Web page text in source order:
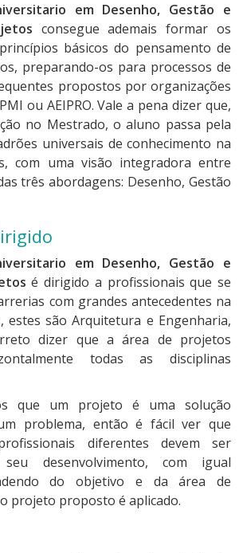
em Desenho, Gestão e
consegue ademais formar os
básicos do pensamento de
preparando-os para processos de
propostos por organizações
ou AEIPRO. Vale a pena dizer que,
no Mestrado, o aluno passa pela
universais de conhecimento na
com uma visão integradora entre
três abordagens: Desenho, Gestão
em Desenho, Gestão e
é dirigido a profissionais que se
com grandes antecedentes na
estes são Arquitetura e Engenharia,
dizer que a área de projetos
todas as disciplinas
que um projeto é uma solução
problema, então é fácil ver que
diferentes devem ser
desenvolvimento, com igual
do objetivo e da área de
projeto proposto é aplicado.